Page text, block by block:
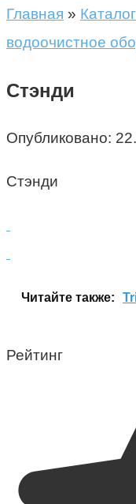
Главная »
водоочистное
Стэнди
Опубликовано:
Стэнди
Читайте также:
Рейтинг